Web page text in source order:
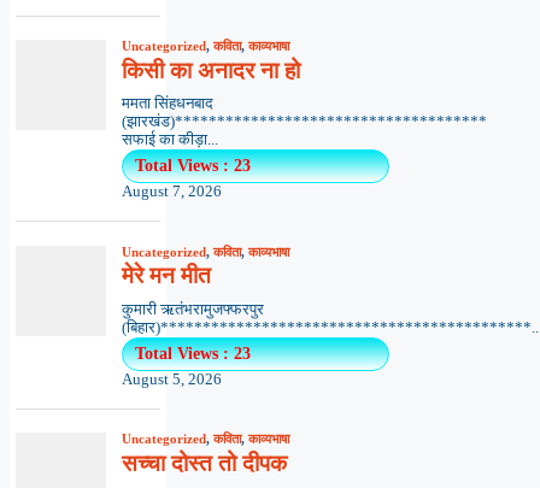
Uncategorized,कविता,काव्यभाषा
किसी का अनादर ना हो
ममता सिंहधनबाद
(झारखंड)*************************************
सफाई का कीड़ा...
Total Views : 23
August 7, 2026
Uncategorized,कविता,काव्यभाषा
मेरे मन मीत
कुमारी ऋतंभरामुजफ्फरपुर
Total Views : 23
August 5, 2026
Uncategorized,कविता,काव्यभाषा
सच्चा दोस्त तो दीपक